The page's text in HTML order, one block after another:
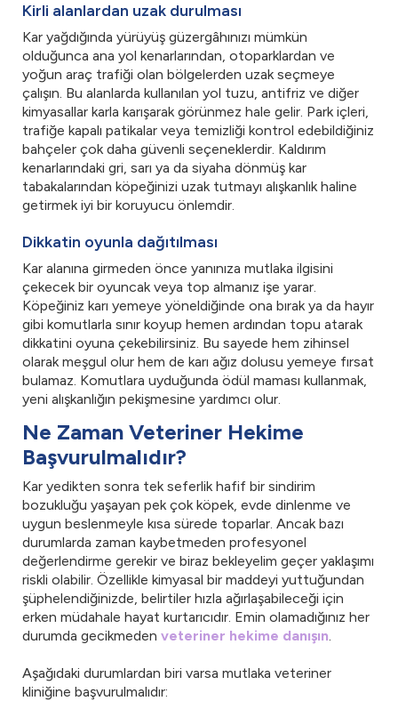
Kirli alanlardan uzak durulması
Kar yağdığında yürüyüş güzergâhınızı mümkün
olduğunca ana yol kenarlarından, otoparklardan ve
yoğun araç trafiği olan bölgelerden uzak seçmeye
çalışın. Bu alanlarda kullanılan yol tuzu, antifriz ve diğer
kimyasallar karla karışarak görünmez hale gelir. Park içleri,
trafiğe kapalı patikalar veya temizliği kontrol edebildiğiniz
bahçeler çok daha güvenli seçeneklerdir. Kaldırım
kenarlarındaki gri, sarı ya da siyaha dönmüş kar
tabakalarından köpeğinizi uzak tutmayı alışkanlık haline
getirmek iyi bir koruyucu önlemdir.
Dikkatin oyunla dağıtılması
Kar alanına girmeden önce yanınıza mutlaka ilgisini
çekecek bir oyuncak veya top almanız işe yarar.
Köpeğiniz karı yemeye yöneldiğinde ona bırak ya da hayır
gibi komutlarla sınır koyup hemen ardından topu atarak
dikkatini oyuna çekebilirsiniz. Bu sayede hem zihinsel
olarak meşgul olur hem de karı ağız dolusu yemeye fırsat
bulamaz. Komutlara uyduğunda ödül maması kullanmak,
yeni alışkanlığın pekişmesine yardımcı olur.
Ne Zaman Veteriner Hekime
Başvurulmalıdır?
Kar yedikten sonra tek seferlik hafif bir sindirim
bozukluğu yaşayan pek çok köpek, evde dinlenme ve
uygun beslenmeyle kısa sürede toparlar. Ancak bazı
durumlarda zaman kaybetmeden profesyonel
değerlendirme gerekir ve biraz bekleyelim geçer yaklaşımı
riskli olabilir. Özellikle kimyasal bir maddeyi yuttuğundan
şüphelendiğinizde, belirtiler hızla ağırlaşabileceği için
erken müdahale hayat kurtarıcıdır. Emin olamadığınız her
durumda gecikmeden veteriner hekime danışın.
Aşağıdaki durumlardan biri varsa mutlaka veteriner
kliniğine başvurulmalıdır: